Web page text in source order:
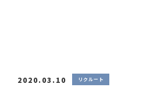
2020.03.10 リクルート